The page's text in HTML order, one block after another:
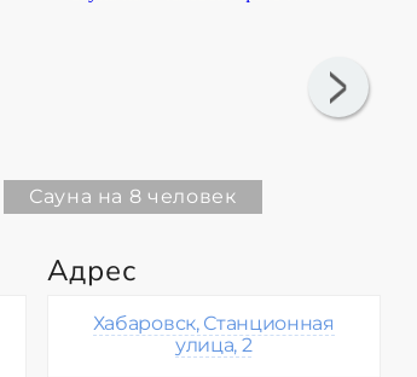
Сауна на 8 человек
Адрес
Хабаровск, Станционная
улица, 2